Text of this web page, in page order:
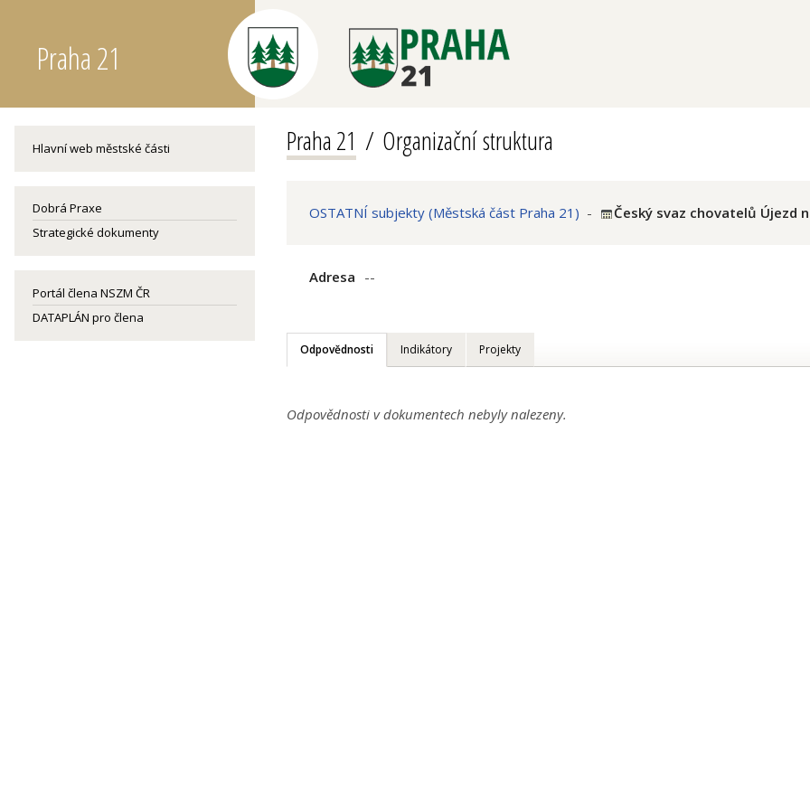
Praha 21
Hlavní web městské části
Dobrá Praxe
Strategické dokumenty
Portál člena NSZM ČR
DATAPLÁN pro člena
Praha 21 Organizační struktura
OSTATNÍ subjekty (Městská část Praha 21) - Český svaz chovatelů Újezd
Adresa --
Odpovědnosti Indikátory Projekty
Odpovědnosti v dokumentech nebyly nalezeny.